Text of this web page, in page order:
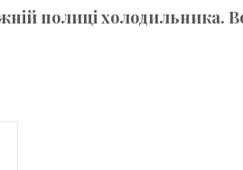
полиці холодильника.